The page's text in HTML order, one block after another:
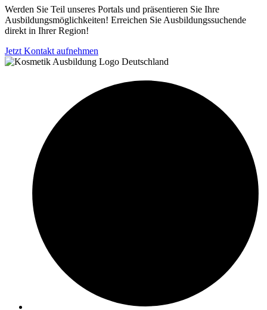
Werden Sie Teil unseres Portals und präsentieren Sie Ihre
Ausbildungsmöglichkeiten! Erreichen Sie Ausbildungssuchende
direkt in Ihrer Region!
Jetzt Kontakt aufnehmen